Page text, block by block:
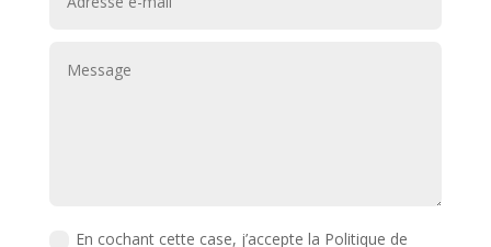
En cochant cette case, j’accepte la Politique de